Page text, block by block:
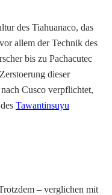
des Tiahuanaco, das
allem der Technik des
bis zu Pachacutec
dieser
Cusco verpflichtet,
Tawantinsuyu
– verglichen mit